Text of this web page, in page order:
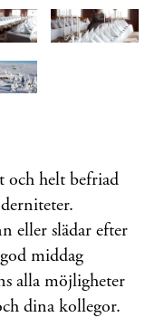
och helt befriad
eller slädar efter
middag
alla möjligheter
dina kollegor.